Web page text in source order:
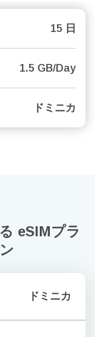
15 日
1.5 GB/Day
ドミニカ
eSIMプラ
ドミニカ